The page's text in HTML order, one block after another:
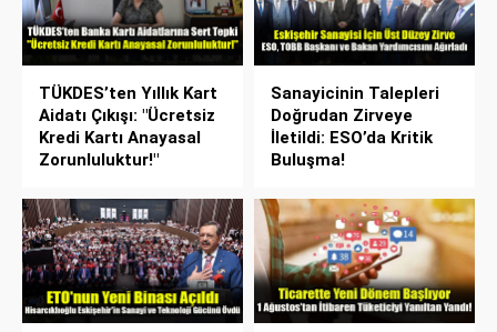
TÜKDES’ten Yıllık Kart
Aidatı Çıkışı: "Ücretsiz
Kredi Kartı Anayasal
Zorunluluktur!"
Sanayicinin Talepleri
Doğrudan Zirveye
İletildi: ESO’da Kritik
Buluşma!